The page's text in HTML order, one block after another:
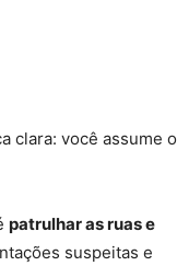
clara: você assume o
patrulhar as ruas e
suspeitas e